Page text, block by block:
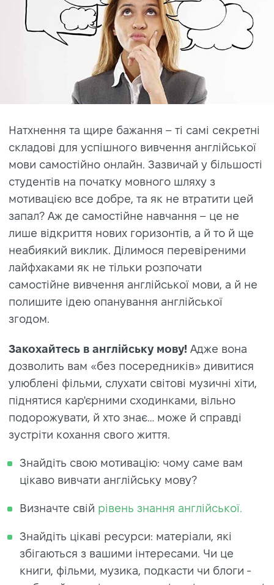
Натхнення та щире бажання – ті самі секретні
складові для успішного вивчення англійської
мови самостійно онлайн. Зазвичай у більшості
студентів на початку мовного шляху з
мотивацією все добре, та як не втратити цей
запал? Аж де самостійне навчання – це не
лише відкриття нових горизонтів, а й то й ще
неабиякий виклик. Ділимося перевіреними
лайфхаками як не тільки розпочати
самостійне вивчення англійської мови, а й не
полишите ідею опанування англійської
згодом.
Закохайтесь в англійську мову! Адже вона
дозволить вам «без посередників» дивитися
улюблені фільми, слухати світові музичні хіти,
піднятися кар'єрними сходинками, вільно
подорожувати, й хто знає… може й справді
зустріти кохання свого життя.
Знайдіть свою мотивацію: чому саме вам
цікаво вивчати англійську мову?
Визначте свій рівень знання англійської.
Знайдіть цікаві ресурси: матеріали, які
збігаються з вашими інтересами. Чи це
книги, фільми, музика, подкасти чи блоги -